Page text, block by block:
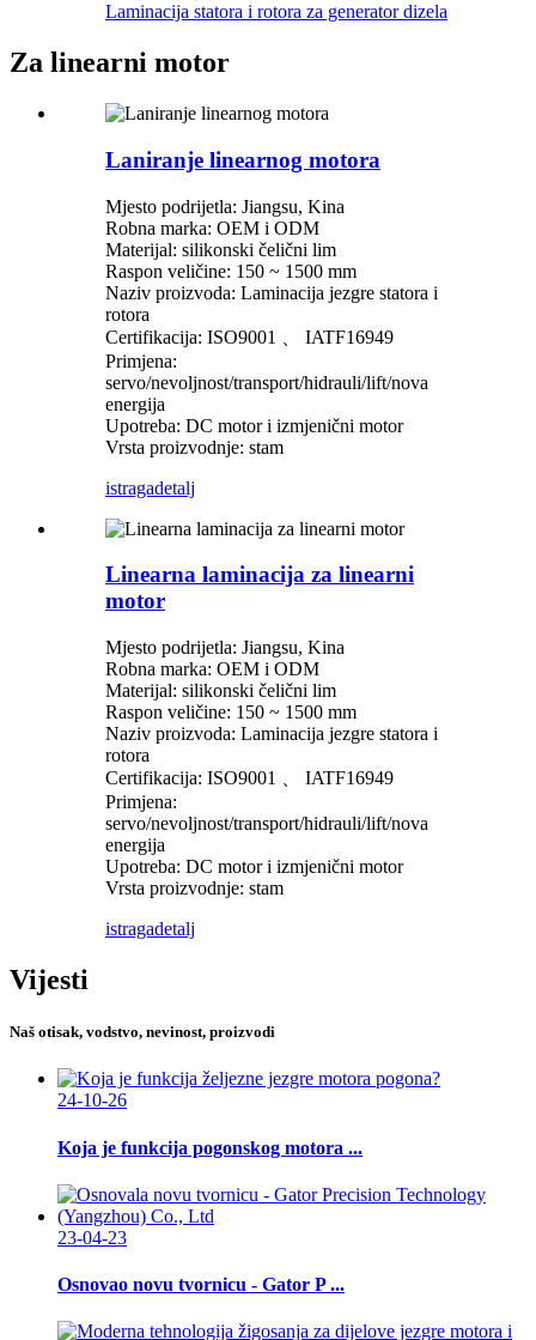
Laminacija statora i rotora za generator dizela
Za linearni motor
Laniranje linearnog motora
Mjesto podrijetla: Jiangsu, Kina
Robna marka: OEM i ODM
Materijal: silikonski čelični lim
Raspon veličine: 150 ~ 1500 mm
Naziv proizvoda: Laminacija jezgre statora i
rotora
Certifikacija: ISO9001 、 IATF16949
Primjena:
servo/nevoljnost/transport/hidrauli/lift/nova
energija
Upotreba: DC motor i izmjenični motor
Vrsta proizvodnje: stam
istragadetalj
Linearna laminacija za linearni
motor
Mjesto podrijetla: Jiangsu, Kina
Robna marka: OEM i ODM
Materijal: silikonski čelični lim
Raspon veličine: 150 ~ 1500 mm
Naziv proizvoda: Laminacija jezgre statora i
rotora
Certifikacija: ISO9001 、 IATF16949
Primjena:
servo/nevoljnost/transport/hidrauli/lift/nova
energija
Upotreba: DC motor i izmjenični motor
Vrsta proizvodnje: stam
istragadetalj
Vijesti
Naš otisak, vodstvo, nevinost, proizvodi
24-10-26
Koja je funkcija pogonskog motora ...
23-04-23
Osnovao novu tvornicu - Gator P ...